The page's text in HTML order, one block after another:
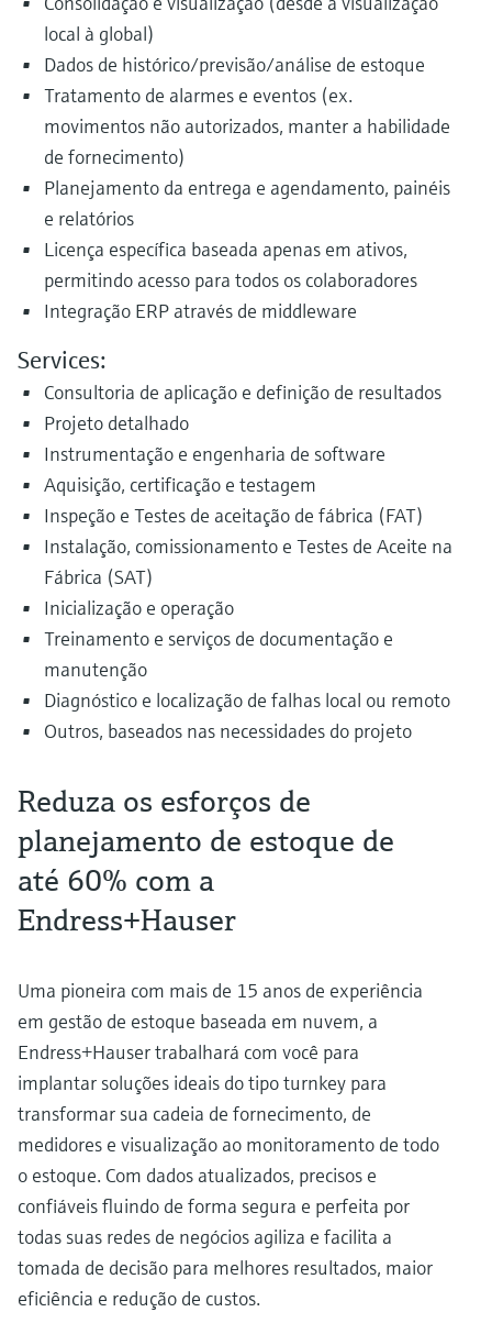
local à global)
Dados de histórico/previsão/análise de estoque
Tratamento de alarmes e eventos (ex.
movimentos não autorizados, manter a habilidade
de fornecimento)
Planejamento da entrega e agendamento, painéis
e relatórios
Licença específica baseada apenas em ativos,
permitindo acesso para todos os colaboradores
Integração ERP através de middleware
Services:
Consultoria de aplicação e definição de resultados
Projeto detalhado
Instrumentação e engenharia de software
Aquisição, certificação e testagem
Inspeção e Testes de aceitação de fábrica (FAT)
Instalação, comissionamento e Testes de Aceite na
Fábrica (SAT)
Inicialização e operação
Treinamento e serviços de documentação e
manutenção
Diagnóstico e localização de falhas local ou remoto
Outros, baseados nas necessidades do projeto
Reduza os esforços de
planejamento de estoque de
até 60% com a
Endress+Hauser
Uma pioneira com mais de 15 anos de experiência
em gestão de estoque baseada em nuvem, a
Endress+Hauser trabalhará com você para
implantar soluções ideais do tipo turnkey para
transformar sua cadeia de fornecimento, de
medidores e visualização ao monitoramento de todo
o estoque. Com dados atualizados, precisos e
confiáveis fluindo de forma segura e perfeita por
todas suas redes de negócios agiliza e facilita a
tomada de decisão para melhores resultados, maior
eficiência e redução de custos.